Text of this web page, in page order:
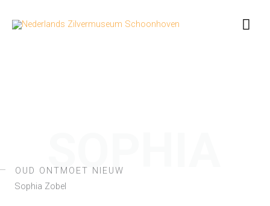
naar
SOPHIA
OUD ONTMOET NIEUW
Sophia Zobel